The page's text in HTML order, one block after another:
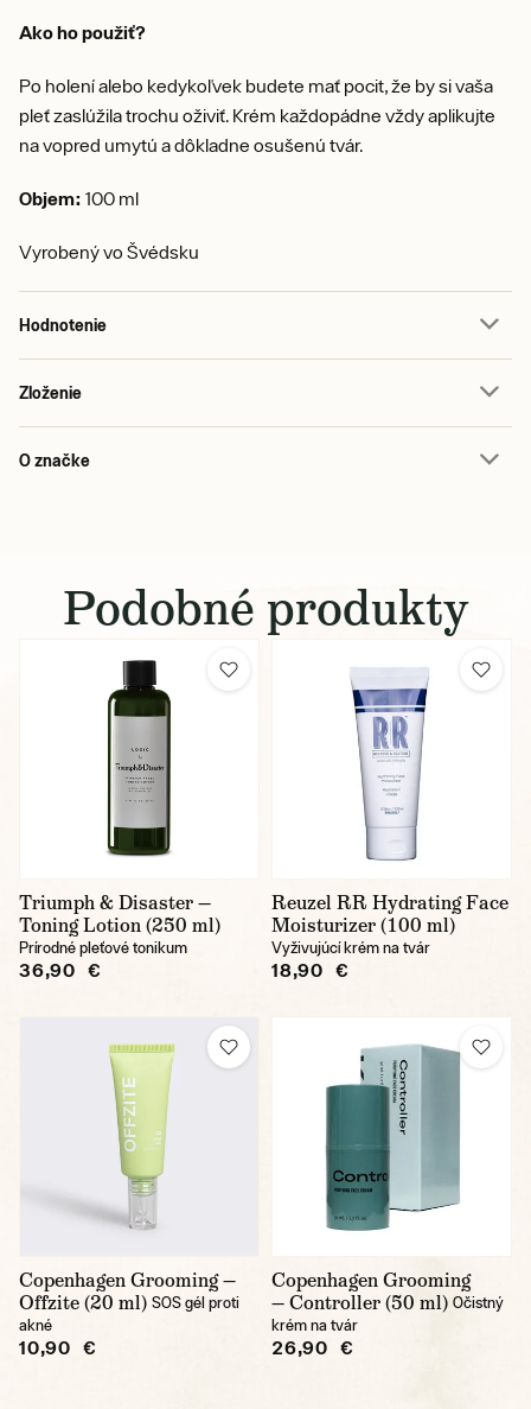
Ako ho použiť?
Po holení alebo kedykoľvek budete mať pocit, že by si vaša
pleť zaslúžila trochu oživiť. Krém každopádne vždy aplikujte
na vopred umytú a dôkladne osušenú tvár.
Objem: 100 ml
Vyrobený vo Švédsku
Hodnotenie
Zloženie
O značke
Podobné produkty
Triumph & Disaster —
Toning Lotion (250 ml)
Prírodné pleťové tonikum
36,90 €
Reuzel RR Hydrating Face
Moisturizer (100 ml)
Vyživujúcí krém na tvár
18,90 €
Copenhagen Grooming —
Offzite (20 ml) SOS gél proti
akné
10,90 €
Copenhagen Grooming
— Controller (50 ml) Očistný
krém na tvár
26,90 €